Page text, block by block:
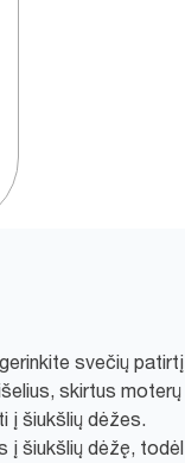
svečių patirtį
skirtus moterų
į šiukšlių dėžes.
į šiukšlių dėžę, todėl